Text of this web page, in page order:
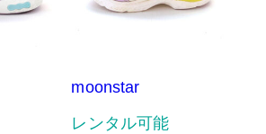
moonstar
レンタル可能